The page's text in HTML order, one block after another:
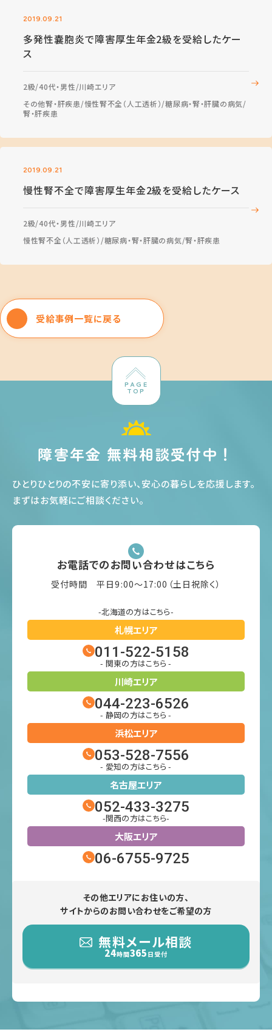
2019.09.21
多発性嚢胞炎で障害厚生年金2級を受給したケー
ス
2級 40代・男性 川崎エリア
その他腎・肝疾患 慢性腎不全（人工透析） 糖尿病・腎・肝臓の病気
腎・肝疾患
2019.09.21
慢性腎不全で障害厚生年金2級を受給したケース
2級 40代・男性 川崎エリア
慢性腎不全（人工透析） 糖尿病・腎・肝臓の病気 腎・肝疾患
受給事例一覧に戻る
PAGE
TOP
障害年金 無料相談受付中！
ひとりひとりの不安に寄り添い、安心の暮らしを応援します。
まずはお気軽にご相談ください。
お電話でのお問い合わせはこちら
受付時間 平日9:00〜17:00（土日祝除く）
-北海道の方はこちら-
札幌エリア
011-522-5158
- 関東の方はこちら -
川崎エリア
044-223-6526
- 静岡の方はこちら -
浜松エリア
053-528-7556
- 愛知の方はこちら -
名古屋エリア
052-433-3275
-関西の方はこちら-
大阪エリア
06-6755-9725
その他エリアにお住いの方、
サイトからのお問い合わせをご希望の方
無料メール相談
24時間365 日受付